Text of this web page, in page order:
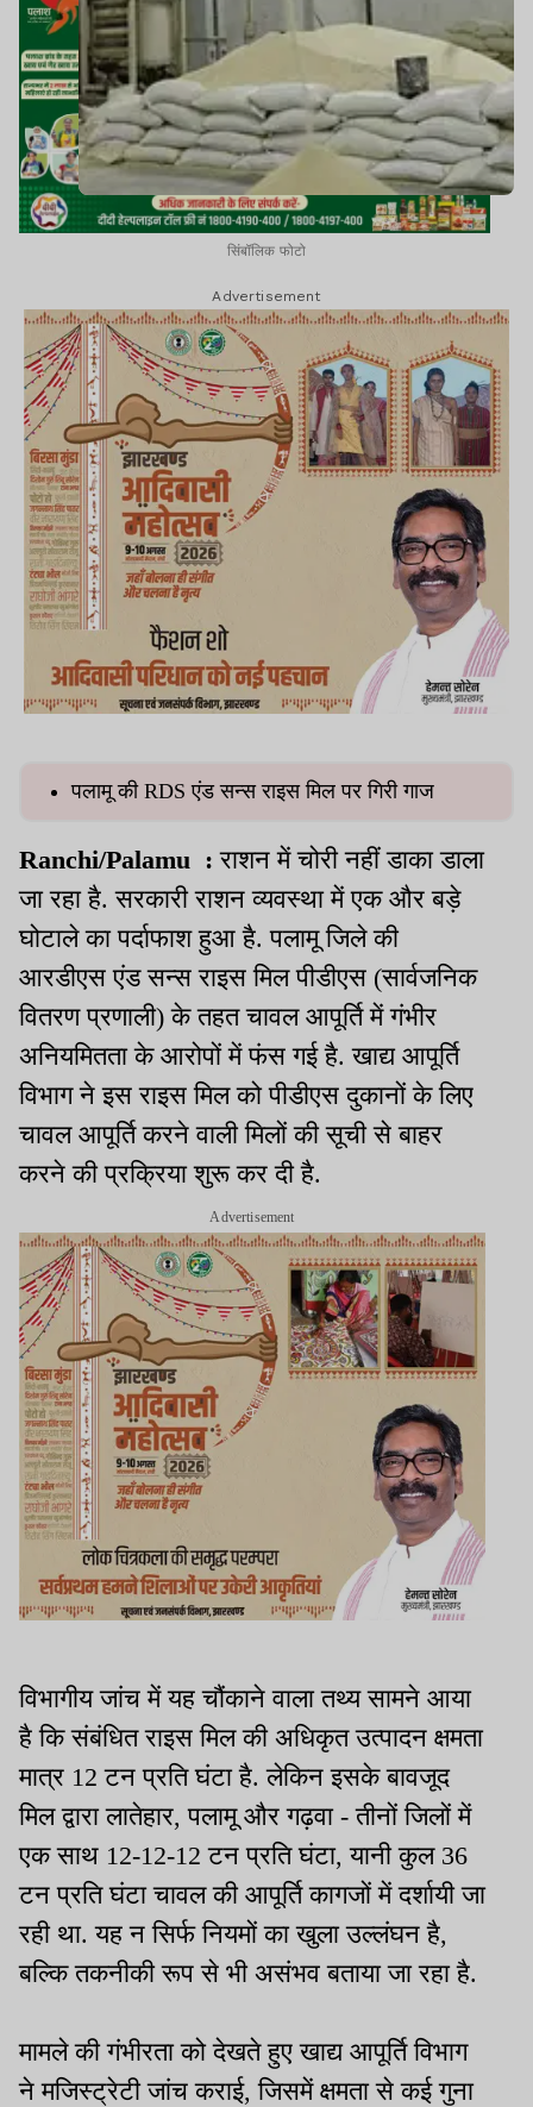
सिंबॉलिक फोटो
Advertisement
पलामू की RDS एंड सन्स राइस मिल पर गिरी गाज
Ranchi/Palamu :राशन में चोरी नहीं डाका डाला
जा रहा है. सरकारी राशन व्यवस्था में एक और बड़े
घोटाले का पर्दाफाश हुआ है. पलामू जिले की
आरडीएस एंड सन्स राइस मिल पीडीएस (सार्वजनिक
वितरण प्रणाली) के तहत चावल आपूर्ति में गंभीर
अनियमितता के आरोपों में फंस गई है. खाद्य आपूर्ति
विभाग ने इस राइस मिल को पीडीएस दुकानों के लिए
चावल आपूर्ति करने वाली मिलों की सूची से बाहर
करने की प्रक्रिया शुरू कर दी है.
Advertisement
विभागीय जांच में यह चौंकाने वाला तथ्य सामने आया
है कि संबंधित राइस मिल की अधिकृत उत्पादन क्षमता
मात्र 12 टन प्रति घंटा है. लेकिन इसके बावजूद
मिल द्वारा लातेहार, पलामू और गढ़वा - तीनों जिलों में
एक साथ 12-12-12 टन प्रति घंटा, यानी कुल 36
टन प्रति घंटा चावल की आपूर्ति कागजों में दर्शायी जा
रही था. यह न सिर्फ नियमों का खुला उल्लंघन है,
बल्कि तकनीकी रूप से भी असंभव बताया जा रहा है.
मामले की गंभीरता को देखते हुए खाद्य आपूर्ति विभाग
ने मजिस्ट्रेटी जांच कराई, जिसमें क्षमता से कई गुना